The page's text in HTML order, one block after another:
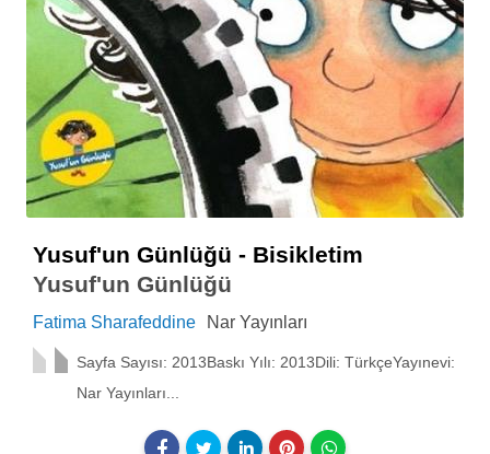
Yusuf'un Günlüğü - Bisikletim
Yusuf'un Günlüğü
Fatima Sharafeddine Nar Yayınları
Sayfa Sayısı: 2013Baskı Yılı: 2013Dili: TürkçeYayınevi:
Nar Yayınları...